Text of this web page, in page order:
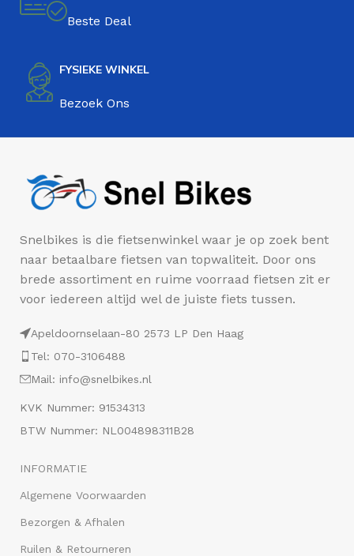
Beste Deal
FYSIEKE WINKEL
Bezoek Ons
Snelbikes is die fietsenwinkel waar je op zoek bent
naar betaalbare fietsen van topwaliteit. Door ons
brede assortiment en ruime voorraad fietsen zit er
voor iedereen altijd wel de juiste fiets tussen.
Apeldoornselaan-80 2573 LP Den Haag
Tel: 070-3106488
Mail: info@snelbikes.nl
KVK Nummer: 91534313
BTW Nummer: NL004898311B28
INFORMATIE
Algemene Voorwaarden
Bezorgen & Afhalen
Ruilen & Retourneren